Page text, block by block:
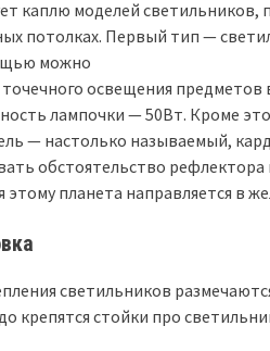
каплю моделей светильников,
потолках. Первый тип —
можно
освещения
лампочки — 50Вт. Кроме
— настолько называемый,
обстоятельство
этому планета направляется в
светильников
крепятся стойки про